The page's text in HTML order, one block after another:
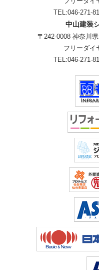
TEL:046-271-
中山建装
〒242-0008 神奈川
フリーダイ
TEL:046-271-